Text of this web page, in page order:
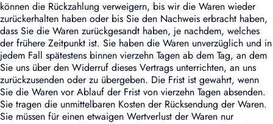
können die Rückzahlung verweigern, bis wir die Waren wieder
zurückerhalten haben oder bis Sie den Nachweis erbracht haben,
dass Sie die Waren zurückgesandt haben, je nachdem, welches
der frühere Zeitpunkt ist. Sie haben die Waren unverzüglich und in
jedem Fall spätestens binnen vierzehn Tagen ab dem Tag, an dem
Sie uns über den Widerruf dieses Vertrags unterrichten, an uns
zurückzusenden oder zu übergeben. Die Frist ist gewahrt, wenn
Sie die Waren vor Ablauf der Frist von vierzehn Tagen absenden.
Sie tragen die unmittelbaren Kosten der Rücksendung der Waren.
Sie müssen für einen etwaigen Wertverlust der Waren nur